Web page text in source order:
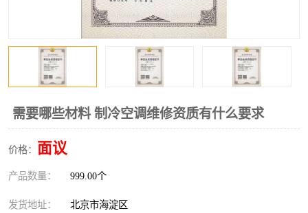
需要哪些材料 制冷空调维修资质有什么要求
价格： 面议
产品数量： 999.00个
发货地址： 北京市海淀区